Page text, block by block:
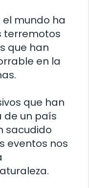
el mundo ha
terremotos
que han
en la
que han
un país
sacudido
eventos nos